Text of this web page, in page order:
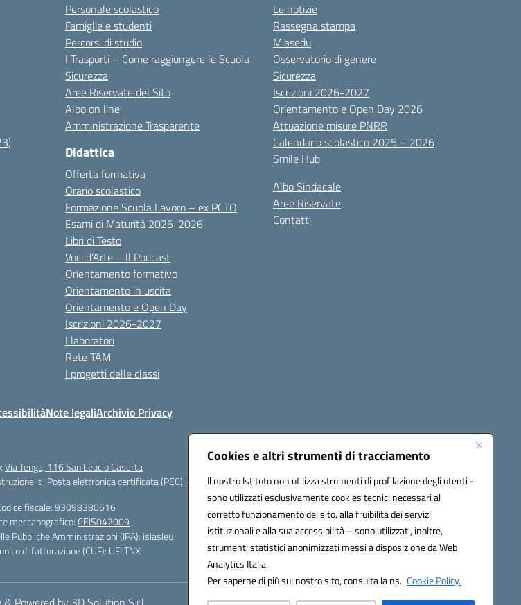
Cookies e altri strumenti di tracciamento
Il nostro Istituto non utilizza strumenti di profilazione degli utenti -
sono utilizzati esclusivamente cookies tecnici necessari al
corretto funzionamento del sito, alla fruibilità dei servizi
istituzionali e alla sua accessibilità – sono utilizzati, inoltre,
strumenti statistici anonimizzati messi a disposizione da Web
Analytics Italia.
Per saperne di più sul nostro sito, consulta la ns. Cookie Policy.
Personale scolastico
Famiglie e studenti
Percorsi di studio
I Trasporti – Come raggiungere le Scuola
Sicurezza
Aree Riservate del Sito
Albo on line
Amministrazione Trasparente
Didattica
Offerta formativa
Orario scolastico
Formazione Scuola Lavoro – ex PCTO
Esami di Maturità 2025-2026
Libri di Testo
Voci d’Arte – Il Podcast
Orientamento formativo
Orientamento in uscita
Orientamento e Open Day
Iscrizioni 2026-2027
I laboratori
Rete TAM
I progetti delle classi
Le notizie
Rassegna stampa
Miasedu
Osservatorio di genere
Sicurezza
Iscrizioni 2026-2027
Orientamento e Open Day 2026
Attuazione misure PNRR
Calendario scolastico 2025 – 2026
Smile Hub
Albo Sindacale
Aree Riservate
Contatti
Note legaliArchivio Privacy
Via Tenga, 116 San Leucio Caserta
Posta elettronica certificata (PEC):ceis042009@pec.istruzione.it
fiscale: 93098380616
meccanografico: CEIS042009
Pubbliche Amministrazioni (IPA): islasleu
di fatturazione (CUF): UFLTNX